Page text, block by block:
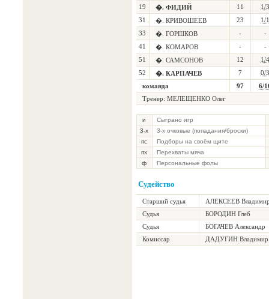
19
�. ФИДИЙ 11
1/3
31
�. КРИВОШЕЕВ 23
1/1
33
�. ГОРШКОВ -
-
41
�. КОМАРОВ -
-
51
�. САМСОНОВ 12
1/4
52
�. КАРПАЧЕВ 7
0/3
команда
97
6/
Тренер: МЕЛЕЩЕНКО Олег
и
Сыграно игр
3-х
3-х очковые (попадания/броски)
пс
Подборы на своём щите
пх
Перехваты мяча
ф
Персональные фолы
Судейство
Старший судья
АЛЕКСЕЕВ
Судья
БОРОДИН Глеб
Судья
БОГАЧЕВ Александр
Комиссар
ДАДУГИН Владимир